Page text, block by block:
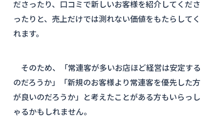
ださったり、口コミで新しいお客様を紹介してくださ
ったりと、売上だけでは測れない価値をもたらしてく
れます。
そのため、「常連客が多いお店ほど経営は安定する
のだろうか」「新規のお客様より常連客を優先した方
が良いのだろうか」と考えたことがある方もいらっし
ゃるかもしれません。